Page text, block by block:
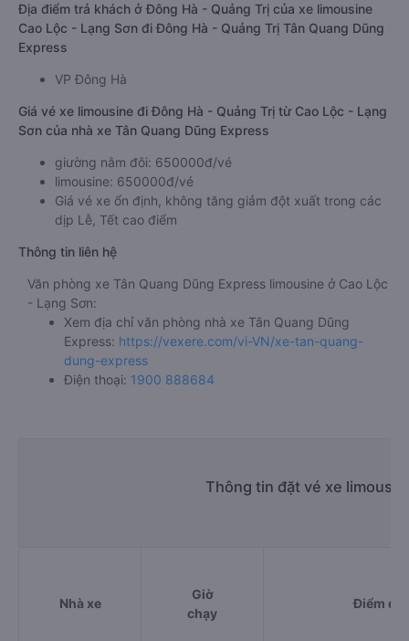
Địa điểm trả khách ở Đông Hà - Quảng Trị của xe limousine
Cao Lộc - Lạng Sơn đi Đông Hà - Quảng Trị Tân Quang Dũng
Express
VP Đông Hà
Giá vé xe limousine đi Đông Hà - Quảng Trị từ Cao Lộc - Lạng
Sơn của nhà xe Tân Quang Dũng Express
giường nằm đôi: 650000đ/vé
limousine: 650000đ/vé
Giá vé xe ổn định, không tăng giảm đột xuất trong các
dịp Lễ, Tết cao điểm
Thông tin liên hệ
Văn phòng xe Tân Quang Dũng Express limousine ở Cao Lộc
- Lạng Sơn:
Xem địa chỉ văn phòng nhà xe Tân Quang Dũng
Express: https://vexere.com/vi-VN/xe-tan-quang-
dung-express
Điện thoại: 1900 888684
Thông tin đặt vé xe
Nhà xe
Giờ
chạy
Điểm đi